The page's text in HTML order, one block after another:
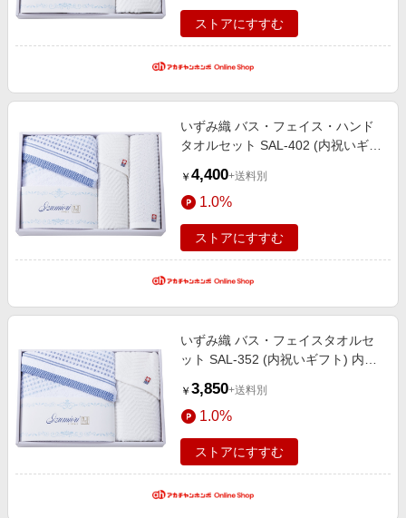
ストアにすすむ
いずみ織 バス・フェイス・ハンド
タオルセット SAL-402 (内祝いギフ
貨・タオルギフト 今治タオル
￥ 4,400+送料別
1.0%
ストアにすすむ
いずみ織 バス・フェイスタオルセ
ット SAL-352 (内祝いギフト) 内祝
ルギフト 今治タオル
￥ 3,850+送料別
1.0%
ストアにすすむ